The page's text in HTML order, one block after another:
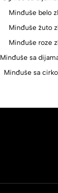
Minđuše belo
Minđuše žuto
Minđuše roze
Minđuše sa
Minđuše sa